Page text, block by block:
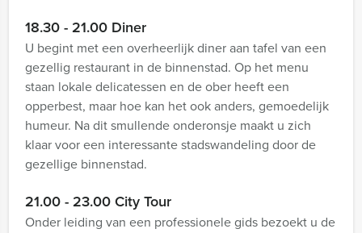
18.30 - 21.00 Diner
U begint met een overheerlijk diner aan tafel van een
gezellig restaurant in de binnenstad. Op het menu
staan lokale delicatessen en de ober heeft een
opperbest, maar hoe kan het ook anders, gemoedelijk
humeur. Na dit smullende onderonsje maakt u zich
klaar voor een interessante stadswandeling door de
gezellige binnenstad.
21.00 - 23.00 City Tour
Onder leiding van een professionele gids bezoekt u de